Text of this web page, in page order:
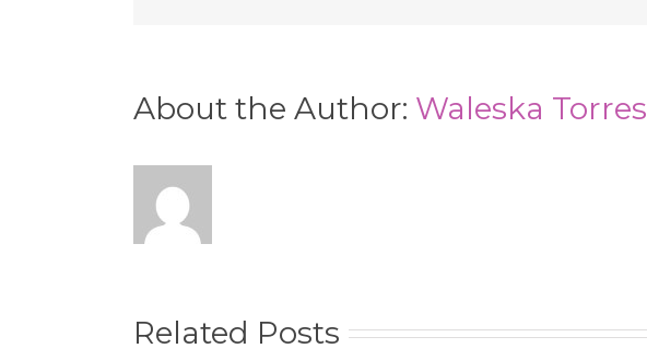
About the Author: Waleska Torres
Related Posts